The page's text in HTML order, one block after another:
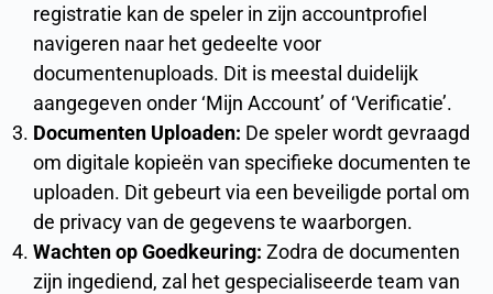
registratie kan de speler in zijn accountprofiel
navigeren naar het gedeelte voor
documentenuploads. Dit is meestal duidelijk
aangegeven onder ‘Mijn Account’ of ‘Verificatie’.
Documenten Uploaden: De speler wordt gevraagd
om digitale kopieën van specifieke documenten te
uploaden. Dit gebeurt via een beveiligde portal om
de privacy van de gegevens te waarborgen.
Wachten op Goedkeuring: Zodra de documenten
zijn ingediend, zal het gespecialiseerde team van